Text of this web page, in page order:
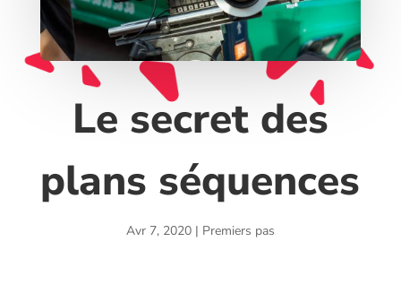
Le secret des
plans séquences
Avr 7, 2020| Premiers pas